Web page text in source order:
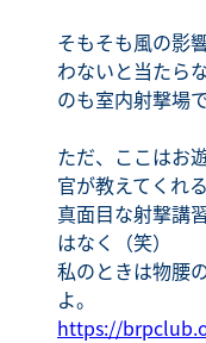
そもそも風の影
わないと当たら
のも室内射撃場
ただ、ここはお
官が教えてくれる
真面目な射撃講
はなく（笑）
私のときは物腰
よ。
https://